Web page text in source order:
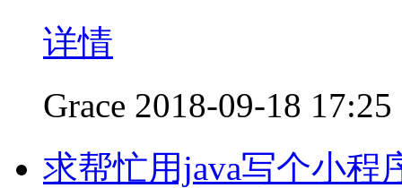
详情
Grace 2018-09-18 17:25
求帮忙用java写个小程